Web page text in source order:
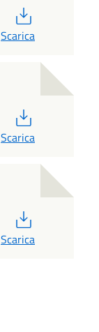
Scarica
Scarica
Scarica